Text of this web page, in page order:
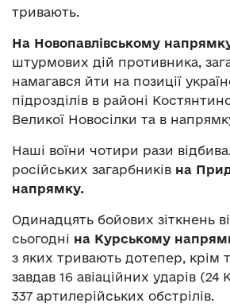
тривають.
На Новопавлівському
штурмових дій противника,
намагався йти на позиції
підрозділів в районі
Великої Новосілки та в
Наші воїни чотири рази
російських загарбників на
напрямку.
Одинадцять бойових зіткнень
сьогодні на Курському
з яких тривають дотепер, крім
завдав 16 авіаційних ударів (24
337 артилерійських обстрілів.